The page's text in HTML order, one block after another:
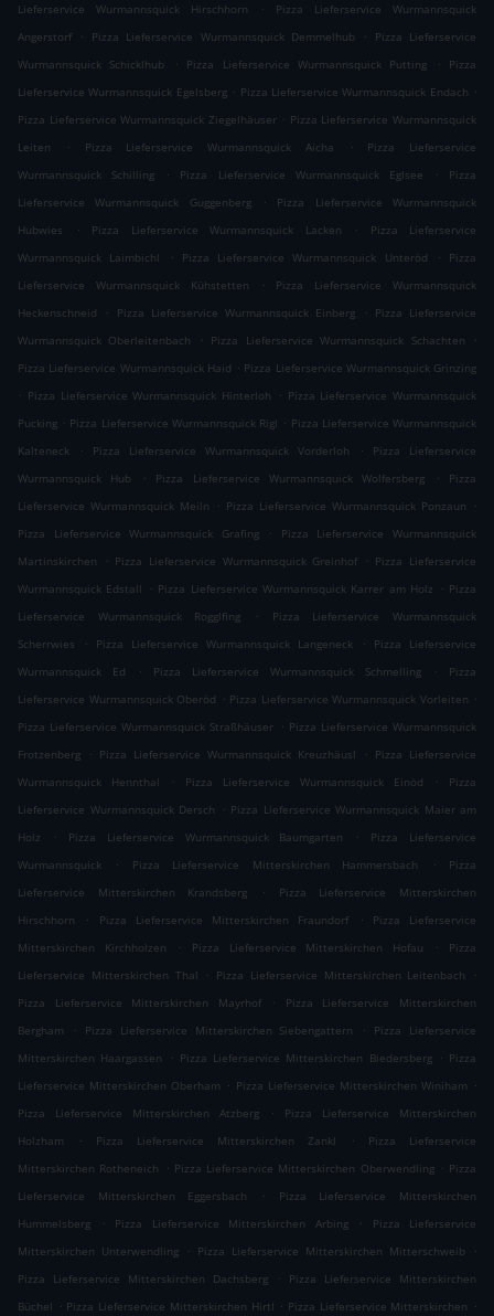
Lieferservice Wurmannsquick Hirschhorn .
Pizza Lieferservice Wurmannsquick
Angerstorf
. Pizza Lieferservice Wurmannsquick Demmelhub .
Pizza Lieferservice
Wurmannsquick Schicklhub
. Pizza Lieferservice Wurmannsquick Putting .
Pizza
Lieferservice Wurmannsquick Egelsberg . Pizza Lieferservice Wurmannsquick Endach .
Pizza Lieferservice Wurmannsquick Ziegelhäuser . Pizza Lieferservice Wurmannsquick
Leiten
. Pizza Lieferservice Wurmannsquick Aicha .
Pizza Lieferservice
Wurmannsquick Schilling
. Pizza Lieferservice Wurmannsquick Eglsee .
Pizza
Lieferservice Wurmannsquick Guggenberg
.
Pizza Lieferservice Wurmannsquick
Hubwies
. Pizza Lieferservice Wurmannsquick Lacken .
Pizza Lieferservice
Wurmannsquick Laimbichl
. Pizza Lieferservice Wurmannsquick Unteröd .
Pizza
Lieferservice Wurmannsquick Kühstetten
.
Pizza Lieferservice Wurmannsquick
Heckenschneid
. Pizza Lieferservice Wurmannsquick Einberg . Pizza Lieferservice
Wurmannsquick Oberleitenbach
. Pizza Lieferservice Wurmannsquick Schachten
.
Pizza Lieferservice Wurmannsquick Haid . Pizza Lieferservice Wurmannsquick Grinzing
. Pizza Lieferservice Wurmannsquick Hinterloh . Pizza Lieferservice Wurmannsquick
Pucking . Pizza Lieferservice Wurmannsquick Rigl . Pizza Lieferservice Wurmannsquick
Kalteneck
. Pizza Lieferservice Wurmannsquick Vorderloh .
Pizza Lieferservice
Wurmannsquick Hub
. Pizza Lieferservice Wurmannsquick Wolfersberg .
Pizza
Lieferservice Wurmannsquick Meiln
. Pizza Lieferservice Wurmannsquick Ponzaun
.
Pizza Lieferservice Wurmannsquick Grafing
.
Pizza Lieferservice Wurmannsquick
Martinskirchen
. Pizza Lieferservice Wurmannsquick Greinhof . Pizza Lieferservice
Wurmannsquick Edstall
. Pizza Lieferservice Wurmannsquick Karrer am Holz . Pizza
Lieferservice Wurmannsquick Rogglfing
.
Pizza Lieferservice Wurmannsquick
Scherrwies
. Pizza Lieferservice Wurmannsquick Langeneck .
Pizza Lieferservice
Wurmannsquick Ed
. Pizza Lieferservice Wurmannsquick Schmelling .
Pizza
Lieferservice Wurmannsquick Oberöd . Pizza Lieferservice Wurmannsquick Vorleiten .
Pizza Lieferservice Wurmannsquick Straßhäuser . Pizza Lieferservice Wurmannsquick
Frotzenberg
. Pizza Lieferservice Wurmannsquick Kreuzhäusl . Pizza Lieferservice
Wurmannsquick Hennthal
. Pizza Lieferservice Wurmannsquick Einöd .
Pizza
Lieferservice Wurmannsquick Dersch
. Pizza Lieferservice Wurmannsquick Maier am
Holz
. Pizza Lieferservice Wurmannsquick Baumgarten .
Pizza Lieferservice
Wurmannsquick
. Pizza Lieferservice Mitterskirchen Hammersbach .
Pizza
Lieferservice Mitterskirchen Krandsberg
.
Pizza Lieferservice Mitterskirchen
Hirschhorn
. Pizza Lieferservice Mitterskirchen Fraundorf .
Pizza Lieferservice
Mitterskirchen Kirchholzen
. Pizza Lieferservice Mitterskirchen Hofau .
Pizza
Lieferservice Mitterskirchen Thal
. Pizza Lieferservice Mitterskirchen Leitenbach
.
Pizza Lieferservice Mitterskirchen Mayrhof
.
Pizza Lieferservice Mitterskirchen
Bergham
. Pizza Lieferservice Mitterskirchen Siebengattern .
Pizza Lieferservice
Mitterskirchen Haargassen
. Pizza Lieferservice Mitterskirchen Biedersberg . Pizza
Lieferservice Mitterskirchen Oberham . Pizza Lieferservice Mitterskirchen Winiham .
Pizza Lieferservice Mitterskirchen Atzberg
.
Pizza Lieferservice Mitterskirchen
Holzham
. Pizza Lieferservice Mitterskirchen Zankl .
Pizza Lieferservice
Mitterskirchen Rotheneich
. Pizza Lieferservice Mitterskirchen Oberwendling . Pizza
Lieferservice Mitterskirchen Eggersbach
.
Pizza Lieferservice Mitterskirchen
Hummelsberg
. Pizza Lieferservice Mitterskirchen Arbing .
Pizza Lieferservice
Mitterskirchen Unterwendling
. Pizza Lieferservice Mitterskirchen Mitterschweib
.
Pizza Lieferservice Mitterskirchen Dachsberg
.
Pizza Lieferservice Mitterskirchen
Büchel . Pizza Lieferservice Mitterskirchen Hirtl . Pizza Lieferservice Mitterskirchen .